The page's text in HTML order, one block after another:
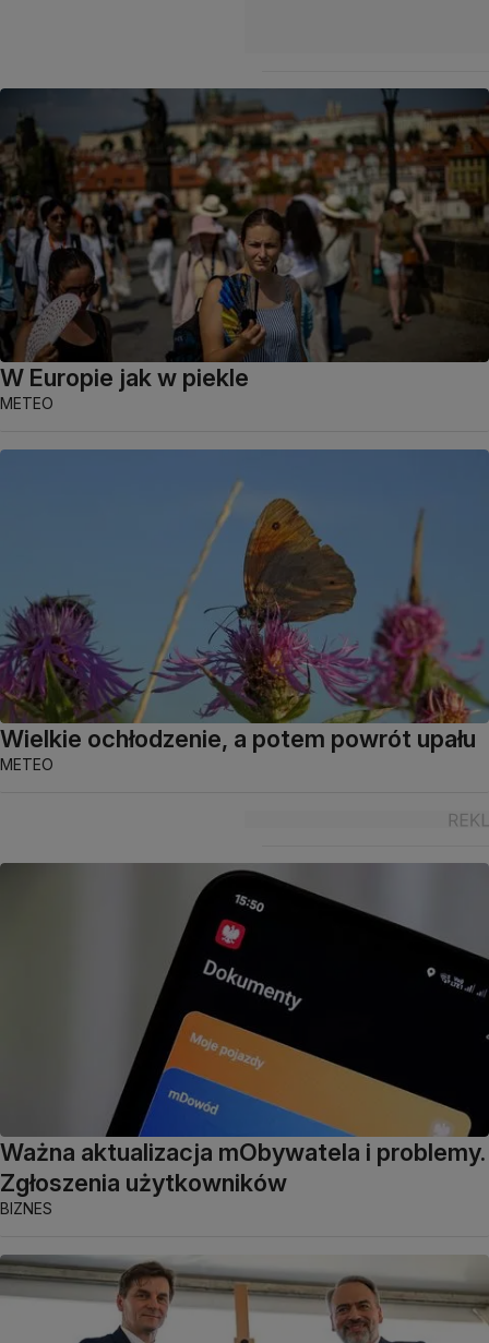
W Europie jak w piekle
METEO
Wielkie ochłodzenie, a potem powrót upału
METEO
Ważna aktualizacja mObywatela i problemy.
Zgłoszenia użytkowników
BIZNES